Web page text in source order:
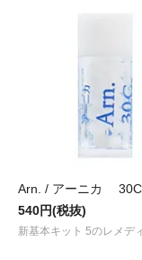
Arn. / アーニカ 30C
540円(税抜)
新基本キット 5のレメデ